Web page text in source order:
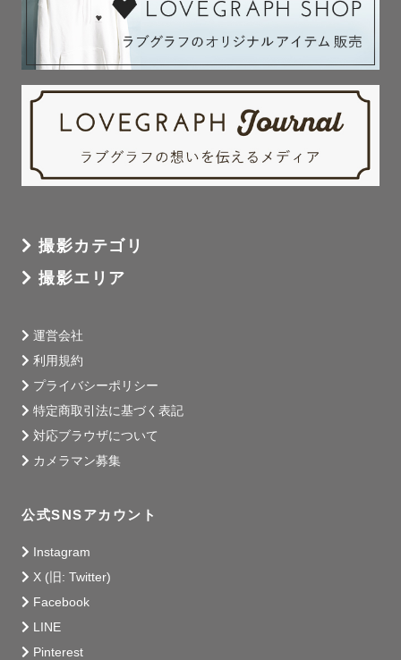
撮影カテゴリ
撮影エリア
運営会社
利用規約
プライバシーポリシー
特定商取引法に基づく表記
対応ブラウザについて
カメラマン募集
公式SNSアカウント
Instagram
X (旧: Twitter)
Facebook
LINE
Pinterest